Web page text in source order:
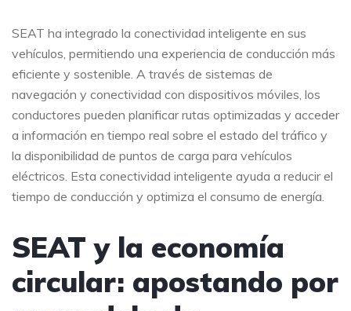
SEAT ha integrado la conectividad inteligente en sus
vehículos, permitiendo una experiencia de conducción más
eficiente y sostenible. A través de sistemas de
navegación y conectividad con dispositivos móviles, los
conductores pueden planificar rutas optimizadas y acceder
a información en tiempo real sobre el estado del tráfico y
la disponibilidad de puntos de carga para vehículos
eléctricos. Esta conectividad inteligente ayuda a reducir el
tiempo de conducción y optimiza el consumo de energía.
SEAT y la economía
circular: apostando por